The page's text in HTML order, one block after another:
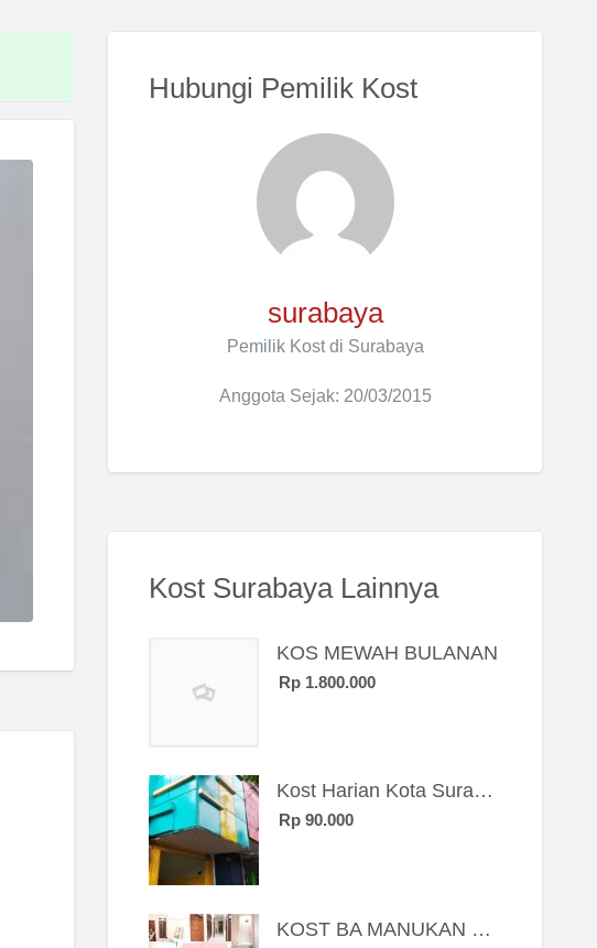
Hubungi Pemilik Kost
surabaya
Pemilik Kost di Surabaya
Anggota Sejak: 20/03/2015
Kost Surabaya Lainnya
KOS MEWAH BULANAN
Rp 1.800.000
Kost Harian Kota Surabaya “Sierra Kost”
Rp 90.000
KOST BA MANUKAN SBY BRT